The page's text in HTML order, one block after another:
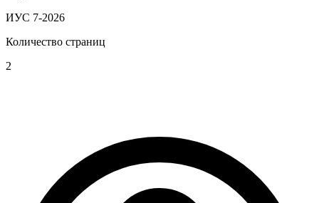
ИУС 7-2026
Количество страниц
2